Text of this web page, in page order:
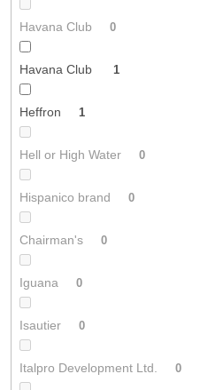
Havana Club 0
Havana Club 1
Heffron 1
Hell or High Water 0
Hispanico brand 0
Chairman's 0
Iguana 0
Isautier 0
Italpro Development Ltd. 0